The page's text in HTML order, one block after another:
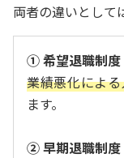
両者の違いとして
① 希望退職制度
業績悪化によ
ます。
② 早期退職制度